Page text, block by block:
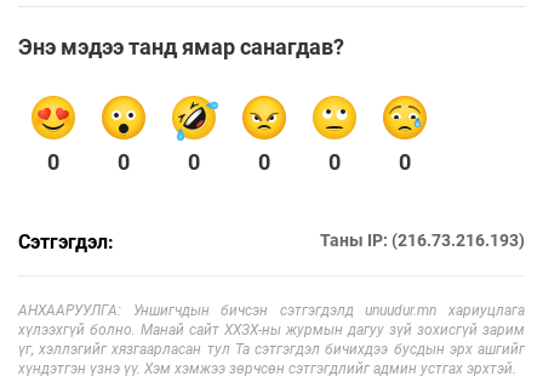
Энэ мэдээ танд ямар санагдав?
0 0 0 0 0 0
Сэтгэгдэл: Таны IP: (216.73.216.193)
АНХААРУУЛГА: Уншигчдын бичсэн сэтгэгдэлд unuudur.mn хариуцлага
хүлээхгүй болно. Манай сайт ХХЗХ-ны журмын дагуу зүй зохисгүй зарим
үг, хэллэгийг хязгаарласан тул Та сэтгэгдэл бичихдээ бусдын эрх ашгийг
хүндэтгэн үзнэ үү. Хэм хэмжээ зөрчсөн сэтгэгдлийг админ устгах эрхтэй.